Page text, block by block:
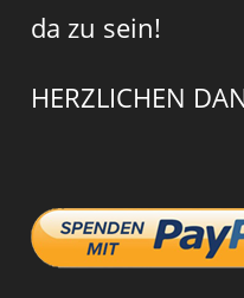
da zu sein!
HERZLICHEN